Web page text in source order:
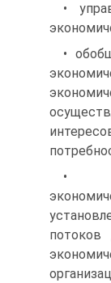
•
•
•
потоков